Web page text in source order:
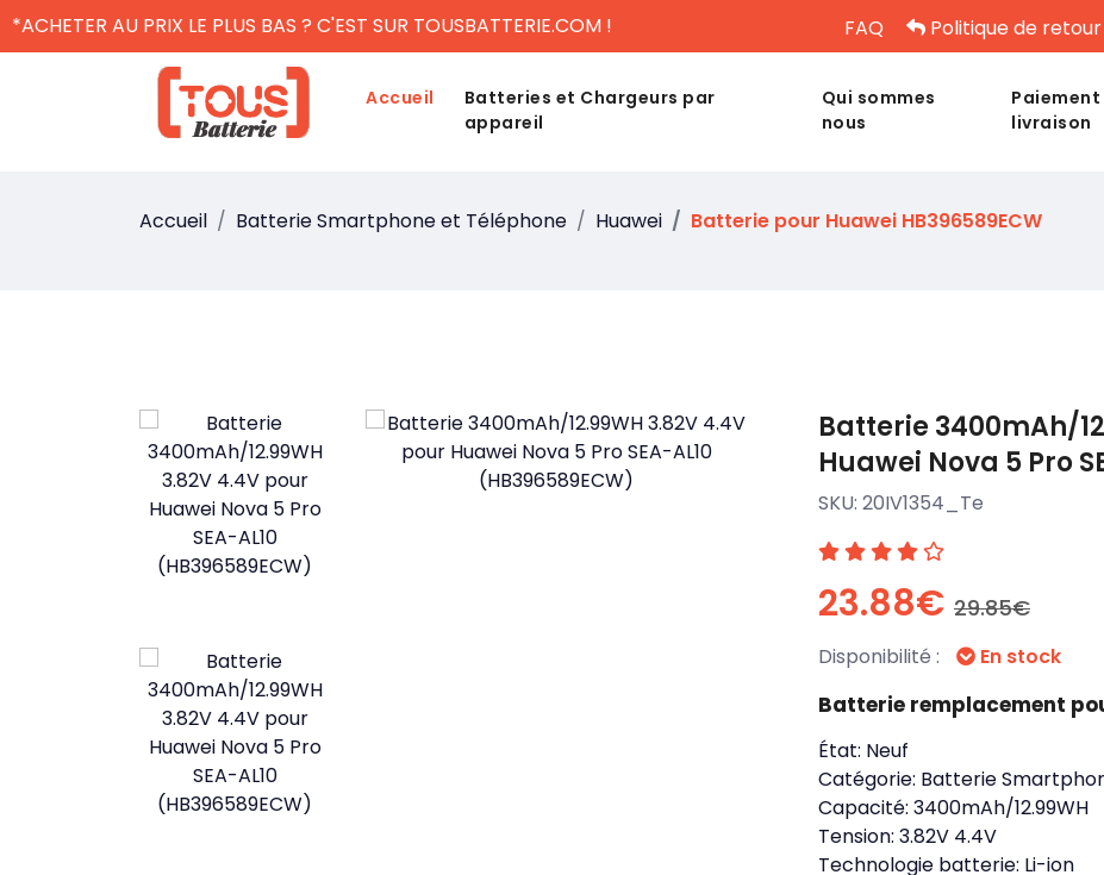
*ACHETER AU PRIX LE PLUS BAS ? C'EST SUR TOUSBATTERIE.COM ! FAQ Politique de retour
Accueil
Batteries et Chargeurs par
appareil
Qui sommes
nous
livraison
Accueil Batterie Smartphone et Téléphone Huawei Batterie pour Huawei HB396589ECW
Batterie 3400mAh/
Huawei Nova 5 Pro
SKU: 20IV1354_Te
23.88€ 29.85€
Disponibilité : En stock
Batterie remplacement
État: Neuf
Catégorie: Batterie
Capacité: 3400mAh/12.99WH
Tension: 3.82V 4.4V
Technologie batterie: Li-ion